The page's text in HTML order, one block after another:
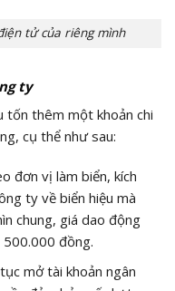
tử của riêng mình
ty
tốn thêm một khoản chi
cụ thể như sau:
đơn vị làm biển, kích
ty về biển hiệu mà
chung, giá dao động
đồng.
mở tài khoản ngân